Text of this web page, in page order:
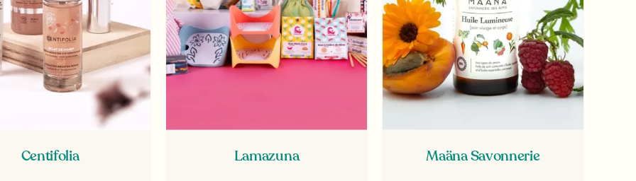
Centifolia Lamazuna Maäna Savonnerie